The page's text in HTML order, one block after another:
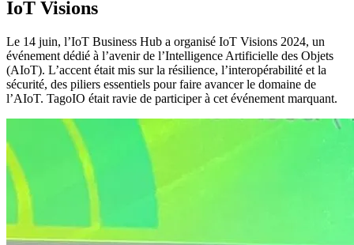
IoT Visions
Le 14 juin, l’IoT Business Hub a organisé IoT Visions 2024, un
événement dédié à l’avenir de l’Intelligence Artificielle des Objets
(AIoT). L’accent était mis sur la résilience, l’interopérabilité et la
sécurité, des piliers essentiels pour faire avancer le domaine de
l’AIoT. TagoIO était ravie de participer à cet événement marquant.